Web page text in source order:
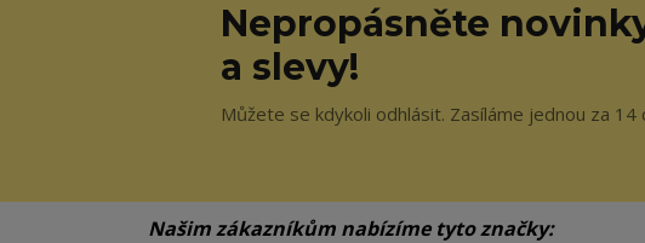
Nepropásněte
a slevy!
Můžete se kdykoli odhlásit. Zasíláme jednou za 14
Našim zákazníkům nabízíme tyto značky: